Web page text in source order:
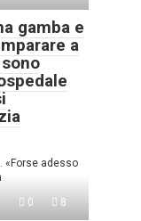
gamba e
a
«Forse adesso
0 8